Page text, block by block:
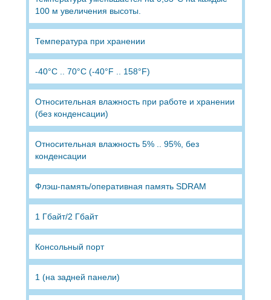
100 м увеличения высоты.
Температура при хранении
-40°C .. 70°C (-40°F .. 158°F)
Относительная влажность при работе и хранении
(без конденсации)
Относительная влажность 5% .. 95%, без
конденсации
Флэш-память/оперативная память SDRAM
1 Гбайт/2 Гбайт
Консольный порт
1 (на задней панели)